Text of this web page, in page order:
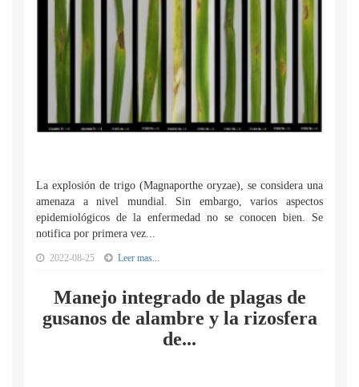
La explosión de trigo (Magnaporthe oryzae), se considera una
amenaza a nivel mundial. Sin embargo, varios aspectos
epidemiológicos de la enfermedad no se conocen bien. Se
notifica por primera vez...
2022-08-25 Leer mas...
Manejo integrado de plagas de
gusanos de alambre y la rizosfera
de...